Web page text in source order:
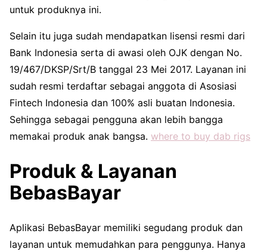
untuk produknya ini.
Selain itu juga sudah mendapatkan lisensi resmi dari
Bank Indonesia serta di awasi oleh OJK dengan No.
19/467/DKSP/Srt/B tanggal 23 Mei 2017. Layanan ini
sudah resmi terdaftar sebagai anggota di Asosiasi
Fintech Indonesia dan 100% asli buatan Indonesia.
Sehingga sebagai pengguna akan lebih bangga
memakai produk anak bangsa. where to buy dab rigs
Produk & Layanan
BebasBayar
Aplikasi BebasBayar memiliki segudang produk dan
layanan untuk memudahkan para penggunya. Hanya